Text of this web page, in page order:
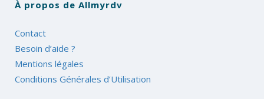
À propos de Allmyrdv
Contact
Besoin d’aide ?
Mentions légales
Conditions Générales d’Utilisation